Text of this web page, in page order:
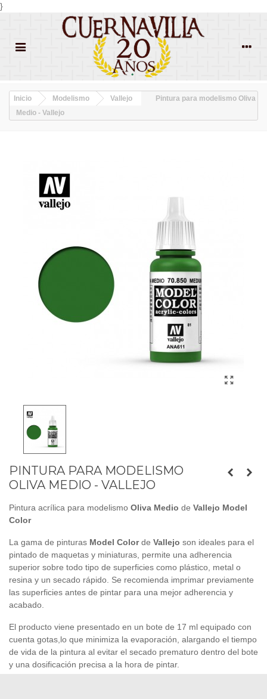
}
Inicio Modelismo Vallejo
Pintura para modelismo Oliva
Medio - Vallejo
PINTURA PARA MODELISMO
OLIVA MEDIO - VALLEJO
Pintura acrílica para modelismo Oliva Medio de Vallejo Model
Color
La gama de pinturas Model Colorde Vallejo son ideales para el
pintado de maquetas y miniaturas, permite una adherencia
superior sobre todo tipo de superficies como plástico, metal o
resina y un secado rápido. Se recomienda imprimar previamente
las superficies antes de pintar para una mejor adherencia y
acabado.
El producto viene presentado en un bote de 17 ml equipado con
cuenta gotas,lo que minimiza la evaporación, alargando el tiempo
de vida de la pintura al evitar el secado prematuro dentro del bote
y una dosificación precisa a la hora de pintar.